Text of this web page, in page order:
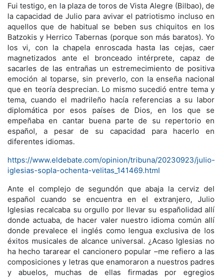
Fui testigo, en la plaza de toros de Vista Alegre (Bilbao), de
la capacidad de Julio para avivar el patriotismo incluso en
aquellos que de habitual se beben sus chiquitos en los
Batzokis y Herrico Tabernas (porque son más baratos). Yo
los vi, con la chapela enroscada hasta las cejas, caer
magnetizados ante el bronceado intérprete, capaz de
sacarles de las entrañas un estremecimiento de positiva
emoción al toparse, sin preverlo, con la enseña nacional
que en teoría desprecian. Lo mismo sucedió entre tema y
tema, cuando el madrileño hacía referencias a su labor
diplomática por esos países de Dios, en los que se
empeñaba en cantar buena parte de su repertorio en
español, a pesar de su capacidad para hacerlo en
diferentes idiomas.
https://www.eldebate.com/opinion/tribuna/20230923/julio-
iglesias-sopla-ochenta-velitas_141469.html
Ante el complejo de segundón que abaja la cerviz del
español cuando se encuentra en el extranjero, Julio
Iglesias recalcaba su orgullo por llevar su españolidad allí
donde actuaba, de hacer valer nuestro idioma común allí
donde prevalece el inglés como lengua exclusiva de los
éxitos musicales de alcance universal. ¿Acaso Iglesias no
ha hecho tararear el cancionero popular –me refiero a las
composiciones y letras que enamoraron a nuestros padres
y abuelos, muchas de ellas firmadas por egregios